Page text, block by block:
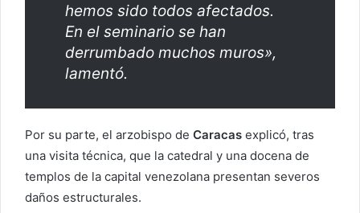
hemos sido todos afectados.
En el seminario se han
derrumbado muchos muros»,
lamentó.
Por su parte, el arzobispo de Caracas explicó, tras
una visita técnica, que la catedral y una docena de
templos de la capital venezolana presentan severos
daños estructurales.